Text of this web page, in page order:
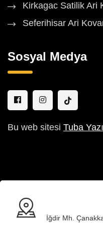
Kirkagac Satilik Ari
Seferihisar Ari
Sosyal Medya
Bu web sitesi Tuba
İğdir Mh.